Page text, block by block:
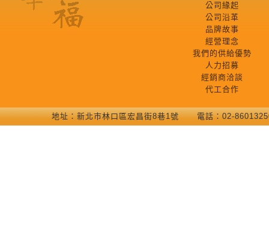
公司緣起
公司沿革
品牌故事
經營理念
我們的供給優勢
人力招募
經銷商洽談
代工合作
地址：新北巿林口區宏昌街8巷1號 電話：02-